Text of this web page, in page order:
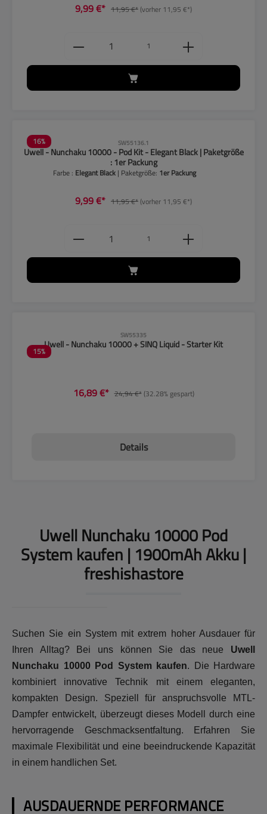
9,99 €* 11,95 €*(vorher 11,95 €*)
Produkt Anzahl: Gib den
1
16% SW55136.1
Uwell - Nunchaku 10000 - Pod Kit - Elegant Black | Paketgröße
: 1er Packung
Farbe : Elegant Black | Paketgröße: 1er Packung
9,99 €* 11,95 €*(vorher 11,95 €*)
Produkt Anzahl: Gib den
1
15%
SW55335
Uwell - Nunchaku 10000 + SINQ Liquid - Starter Kit
16,89 €* 24,94 €*(32.28% gespart)
Details
Uwell Nunchaku 10000 Pod
System kaufen | 1900mAh Akku |
freshishastore
Suchen Sie ein System mit extrem hoher Ausdauer für
Ihren Alltag? Bei uns können Sie das neue Uwell
Nunchaku 10000 Pod System kaufen. Die Hardware
kombiniert innovative Technik mit einem eleganten,
kompakten Design. Speziell für anspruchsvolle MTL-
Dampfer entwickelt, überzeugt dieses Modell durch eine
hervorragende Geschmacksentfaltung. Erfahren Sie
maximale Flexibilität und eine beeindruckende Kapazität
in einem handlichen Set.
AUSDAUERNDE PERFORMANCE